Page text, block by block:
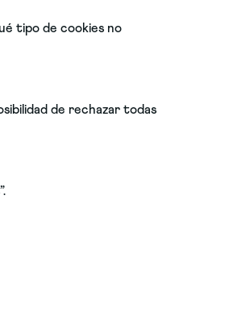
tipo de cookies no
de rechazar todas